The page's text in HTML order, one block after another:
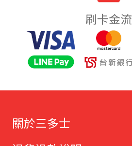
刷卡金流
關於三多士